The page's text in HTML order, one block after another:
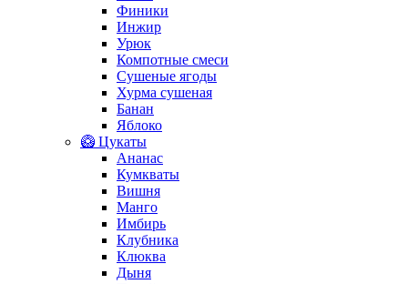
Финики
Инжир
Урюк
Компотные смеси
Сушеные ягоды
Хурма сушеная
Банан
Яблоко
🥝 Цукаты
Ананас
Кумкваты
Вишня
Манго
Имбирь
Клубника
Клюква
Дыня